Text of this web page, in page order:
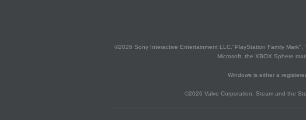
©2026 Sony Interactive Entertainment LLC."PlayStation Family
Microsoft, the XBOX Sphere
Windows is either a
©2026 Valve Corporation. Steam and the